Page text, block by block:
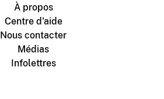
À propos
Centre d'aide
Nous contacter
Médias
Infolettres